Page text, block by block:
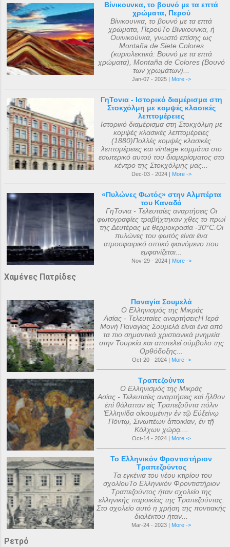
Βίνικουνκα, το βουνό με τα επτά
χρώματα, Περού
Βίνικουνκα, το βουνό με τα επτά
χρώματα, ΠερούΤο Βίνικουνκα, ή
Ουινικούνκα, γνωστό επίσης ως
Montaña de Siete Colores
(κυριολεκτικά: Βουνό με τα επτά
χρώματα), Montaña de Colores (Βουνό
των χρωμάτων)...
Jan-07 - 2025 | More ->
ΓηΤονια - Ιστορικό διαμέρισμα στη
Στοκχόλμη με κομψές κλασικές
λεπτομέρειες
Ιστορικό διαμέρισμα στη Στοκχόλμη με
κομψές κλασικές λεπτομέρειες
(1880)Πολλές κομψές κλασικές
λεπτομέρειες και vintage κομμάτια στο
εσωτερικό αυτού του διαμερίσματος στο
κέντρο της Στοκχόλμης μας...
Dec-03 - 2024 | More ->
«Πυλώνες Φωτός» στην Αλμπέρτα
του Καναδά
ΓηΤονια - Τελευταίες αναρτήσεις Οι
φωτογραφίες τραβήχτηκαν χθες το πρωί
της Δευτέρας με θερμοκρασία -30°C.Οι
πυλώνες του φωτός είναι ένα
ατμοσφαιρικό οπτικό φαινόμενο που
εμφανίζεται...
Nov-29 - 2024 | More ->
Χαμένες Πατρίδες
Παναγία Σουμελά
Ο Ελληνισμός της Μικράς
Ασίας - Τελευταίες αναρτήσειςΗ Ιερά
Μονή Παναγίας Σουμελά είναι ένα από
τα πιο σημαντικά χριστιανικά μνημεία
στην Τουρκία και αποτελεί σύμβολο της
Ορθόδοξης...
Oct-20 - 2024 | More ->
Τραπεζούντα
Ο Ελληνισμός της Μικράς
Ασίας - Τελευταίες αναρτήσεις καὶ ἦλθον
ἐπὶ θάλατταν εἰς Τραπεζοῦντα πόλιν
Ἑλληνίδα οἰκουμένην ἐν τῷ Εὐξείνῳ
Πόντῳ, Σινωπέων ἀποικίαν, ἐν τῇ
Κόλχων χώρᾳ....
Oct-14 - 2024 | More ->
Το Ελληνικόν Φροντιστήριον
Τραπεζούντος
Τα εγκένια του νέου κτιρίου του
σχολίουΤο Ελληνικόν Φροντιστήριον
Τραπεζούντος ήταν σχολείο της
ελληνικής παροικίας της Τραπεζούντας.
Στο σχολείο αυτό η χρήση της ποντιακής
διαλέκτου ήταν...
Mar-24 - 2023 | More ->
Ρετρό